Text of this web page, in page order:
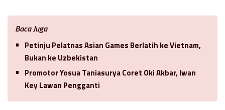
Baca Juga
Petinju Pelatnas Asian Games Berlatih ke Vietnam,
Bukan ke Uzbekistan
Promotor Yosua Taniasurya Coret Oki Akbar, Iwan
Key Lawan Pengganti